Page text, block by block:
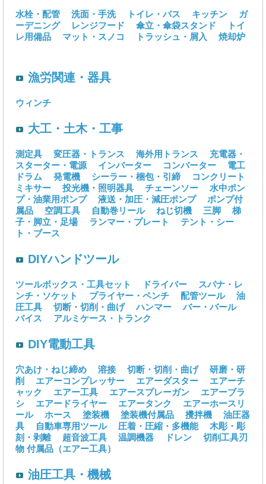
水栓・配管 洗面・手洗 トイレ・バス キッチン
ガ
ーデニング
レンジフード 傘立・傘袋スタンド
トイ
レ用備品
マット・スノコ トラッシュ・屑入 焼却炉
漁労関連・器具
ウィンチ
大工・土木・工事
測定具 変圧器・トランス 海外用トランス
充電器・
スターター・電源
インバーター コンバーター
電工
ドラム
発電機 シーラー・梱包・引締
コンクリート
ミキサー
投光機・照明器具 チェーンソー
水中ポン
プ・油業用ポンプ
液送・加圧・減圧ポンプ
ポンプ付
属品
空調工具 自動巻リール ねじ切機 三脚
梯
子・脚立・足場
ランマー・プレート
テント・シー
ト・ブース
DIYハンドツール
ツールボックス・工具セット ドライバー
スパナ・レ
ンチ・ソケット
プライヤー・ペンチ 配管ツール
油
圧工具
切断・切削・曲げ ハンマー
バー・バール
バイス
アルミケース・トランク
DIY電動工具
穴あけ・ねじ締め 溶接 切断・切削・曲げ
研磨・研
削
エアーコンプレッサー エアーダスター
エアーチ
ャック
エアー工具 エアースプレーガン
エアーブラ
シ
エアードライヤー エアータンク
エアーホースリ
ール
ホース 塗装機 塗装機付属品 攪拌機
油圧器
具
自動車専用ツール 圧着・圧縮・多機能
木彫・彫
刻・剥離
超音波工具 温調機器 ドレン
切削工具刃
物 付属品（エアー工具）
油圧工具・機械